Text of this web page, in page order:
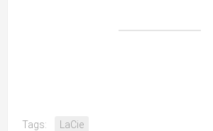
Tags: LaCie